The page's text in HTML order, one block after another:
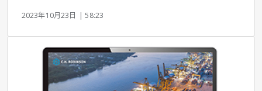
2023年10月23日 | 58:23